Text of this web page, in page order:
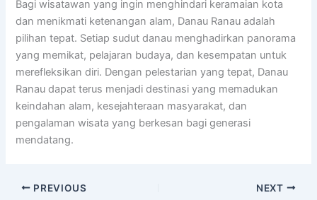
Bagi wisatawan yang ingin menghindari keramaian kota
dan menikmati ketenangan alam, Danau Ranau adalah
pilihan tepat. Setiap sudut danau menghadirkan panorama
yang memikat, pelajaran budaya, dan kesempatan untuk
merefleksikan diri. Dengan pelestarian yang tepat, Danau
Ranau dapat terus menjadi destinasi yang memadukan
keindahan alam, kesejahteraan masyarakat, dan
pengalaman wisata yang berkesan bagi generasi
mendatang.
PREVIOUS NEXT